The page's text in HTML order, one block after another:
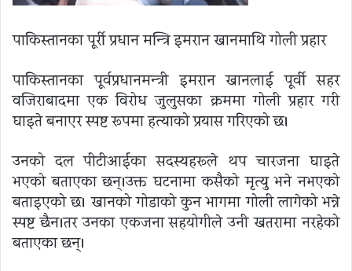
पाकिस्तानका पूर्री प्रधान मन्त्रि इमरान खानमाथि गोली प्रहार
पाकिस्तानका पूर्वप्रधानमन्त्री इमरान खानलाई पूर्वी सहर
वजिराबादमा एक विरोध जुलुसका क्रममा गोली प्रहार गरी
घाइते बनाएर स्पष्ट रूपमा हत्याको प्रयास गरिएको छ।
उनको दल पीटीआईका सदस्यहरूले थप चारजना घाइते
भएको बताएका छन्।उक्त घटनामा कसैको मृत्यु भने नभएको
बताइएको छ। खानको गोडाको कुन भागमा गोली लागेको भन्ने
स्पष्ट छैन।तर उनका एकजना सहयोगीले उनी खतरामा नरहेको
बताएका छन्।